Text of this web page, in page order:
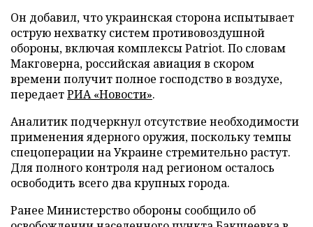
Он добавил, что украинская сторона испытывает
острую нехватку систем противовоздушной
обороны, включая комплексы Patriot. По словам
Макговерна, российская авиация в скором
времени получит полное господство в воздухе,
передаетРИА «Новости».
Аналитик подчеркнул отсутствие необходимости
применения ядерного оружия, поскольку темпы
спецоперации на Украине стремительно растут.
Для полного контроля над регионом осталось
освободить всего два крупных города.
Ранее Министерство обороны сообщило об